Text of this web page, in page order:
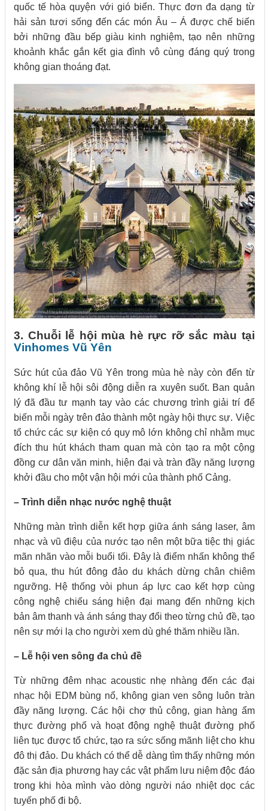
quốc tế hòa quyện với gió biển. Thực đơn đa dạng từ
hải sản tươi sống đến các món Âu – Á được chế biến
bởi những đầu bếp giàu kinh nghiệm, tạo nên những
khoảnh khắc gắn kết gia đình vô cùng đáng quý trong
không gian thoáng đạt.
3. Chuỗi lễ hội mùa hè rực rỡ sắc màu tại
Vinhomes Vũ Yên
Sức hút của đảo Vũ Yên trong mùa hè này còn đến từ
không khí lễ hội sôi động diễn ra xuyên suốt. Ban quản
lý đã đầu tư mạnh tay vào các chương trình giải trí để
biến mỗi ngày trên đảo thành một ngày hội thực sự. Việc
tổ chức các sự kiện có quy mô lớn không chỉ nhằm mục
đích thu hút khách tham quan mà còn tạo ra một cộng
đồng cư dân văn minh, hiện đại và tràn đầy năng lượng
khởi đầu cho một vận hội mới của thành phố Cảng.
– Trình diễn nhạc nước nghệ thuật
Những màn trình diễn kết hợp giữa ánh sáng laser, âm
nhạc và vũ điệu của nước tạo nên một bữa tiệc thị giác
mãn nhãn vào mỗi buổi tối. Đây là điểm nhấn không thể
bỏ qua, thu hút đông đảo du khách dừng chân chiêm
ngưỡng. Hệ thống vòi phun áp lực cao kết hợp cùng
công nghệ chiếu sáng hiện đại mang đến những kịch
bản âm thanh và ánh sáng thay đổi theo từng chủ đề, tạo
nên sự mới lạ cho người xem dù ghé thăm nhiều lần.
– Lễ hội ven sông đa chủ đề
Từ những đêm nhạc acoustic nhẹ nhàng đến các đại
nhạc hội EDM bùng nổ, không gian ven sông luôn tràn
đầy năng lượng. Các hội chợ thủ công, gian hàng ẩm
thực đường phố và hoạt động nghệ thuật đường phố
liên tục được tổ chức, tạo ra sức sống mãnh liệt cho khu
đô thị đảo. Du khách có thể dễ dàng tìm thấy những món
đặc sản địa phương hay các vật phẩm lưu niệm độc đáo
trong khi hòa mình vào dòng người náo nhiệt dọc các
tuyến phố đi bộ.